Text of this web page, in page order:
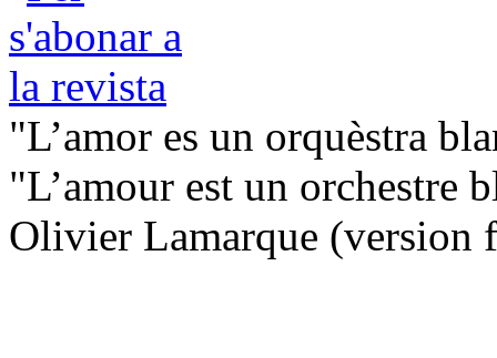
"L’amor es un orquèstra
"L’amour est un orchestre
Olivier Lamarque (version